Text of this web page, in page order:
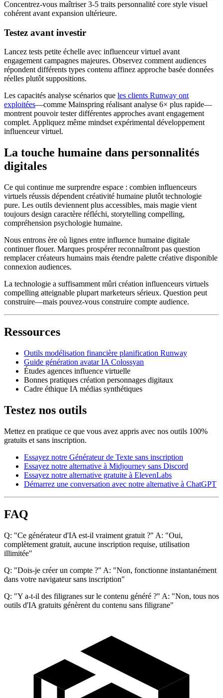
Concentrez-vous maîtriser 3-5 traits personnalité core style visuel
cohérent avant expansion ultérieure.
Testez avant investir
Lancez tests petite échelle avec influenceur virtuel avant
engagement campagnes majeures. Observez comment audiences
répondent différents types contenu affinez approche basée données
réelles plutôt suppositions.
Les capacités analyse scénarios que les clients Runway ont
exploitées—comme Mainspring réalisant analyse 6× plus rapide—
montrent pouvoir tester différentes approches avant engagement
complet. Appliquez même mindset expérimental développement
influenceur virtuel.
La touche humaine dans personnalités
digitales
Ce qui continue me surprendre espace : combien influenceurs
virtuels réussis dépendent créativité humaine plutôt technologie
pure. Les outils deviennent plus accessibles, mais magie vient
toujours design caractère réfléchi, storytelling compelling,
compréhension psychologie humaine.
Nous entrons ère où lignes entre influence humaine digitale
continuer flouer. Marques prospérer reconnaîtront pas question
remplacer créateurs humains mais étendre palette créative disponible
connexion audiences.
La technologie a suffisamment mûri création influenceurs virtuels
compelling atteignable plupart marketeurs sérieux. Question peut
construire—mais pouvez-vous construire compte audience.
Ressources
Outils modélisation financière planification Runway
Guide génération avatar IA Colossyan
Études agences influence virtuelle
Bonnes pratiques création personnages digitaux
Cadre éthique IA médias synthétiques
Testez nos outils
Mettez en pratique ce que vous avez appris avec nos outils 100%
gratuits et sans inscription.
Essayez notre Générateur de Texte sans inscription
Essayez notre alternative à Midjourney sans Discord
Essayez notre alternative gratuite à ElevenLabs
Démarrez une conversation avec notre alternative à ChatGPT
FAQ
Q: "Ce générateur d'IA est-il vraiment gratuit ?" A: "Oui,
complètement gratuit, aucune inscription requise, utilisation
illimitée"
Q: "Dois-je créer un compte ?" A: "Non, fonctionne instantanément
dans votre navigateur sans inscription"
Q: "Y a-t-il des filigranes sur le contenu généré ?" A: "Non, tous nos
outils d'IA gratuits génèrent du contenu sans filigrane"